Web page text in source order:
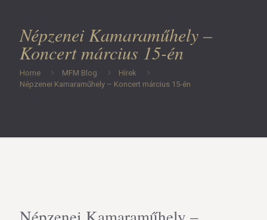
Népzenei Kamaraműhely –
Koncert március 15-én
Home MFM Blog
Hírek
Népzenei Kamaraműhely – Koncert március 15-én